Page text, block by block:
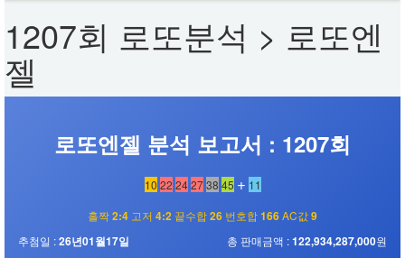
1207회 로또분석 > 로또엔
젤
로또엔젤 분석 보고서 : 1207회
10 22 24 27 38 45 + 11
홀짝2:4 고저 4:2 끝수합26 번호합166AC값9
추첨일 :26년01월17일 총 판매금액 :122,934,287,000원